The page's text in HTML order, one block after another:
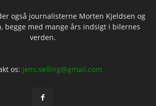
også journalisterne Morten Kjeldsen og
begge med mange års indsigt i bilernes
verden.
os: jens.velling@gmail.com